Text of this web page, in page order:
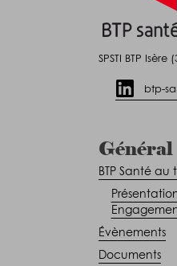
SPSTI BTP
btp-
Général
BTP Santé au
Évènements
Documents